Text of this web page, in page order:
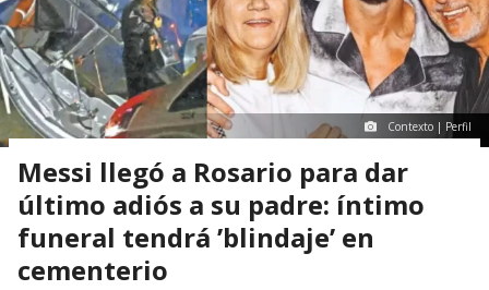
Contexto | Perfil
Messi llegó a Rosario para dar
último adiós a su padre: íntimo
funeral tendrá ’blindaje’ en
cementerio